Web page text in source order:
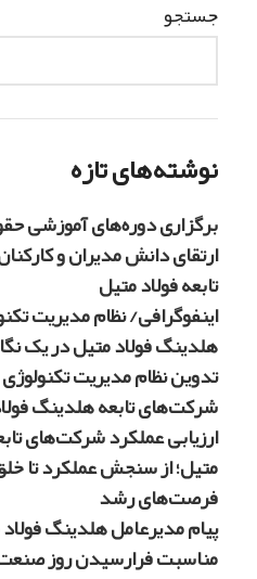
جستجو
نوشته‌های تازه
برگزاری دوره‌های آموزشی
ارتقای دانش مدیران و
تابعه فولاد متیل
اینفوگرافی/ نظام مدیریت
هلدینگ فولاد متیل در یک
تدوین نظام مدیریت
شرکت‌های تابعه هلدینگ
ارزیابی عملکرد شرکت‌های
متیل؛ از سنجش عملکرد تا
فرصت‌های رشد
پیام مدیرعامل هلدینگ
مناسبت فرارسیدن روز